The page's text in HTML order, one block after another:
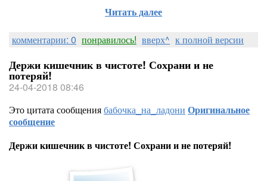
Читать далее
комментарии: 0 понравилось! вверх^ к полной версии
Держи кишечник в чистоте! Сохрани и не
потеряй!
24-04-2018 08:46
Это цитата сообщениябабочка_на_ладони Оригинальное
сообщение
Держи кишечник в чистоте! Сохрани и не потеряй!